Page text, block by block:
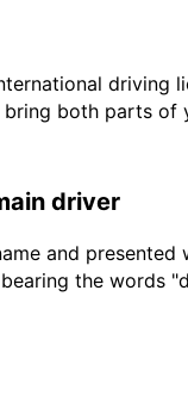
driving
both parts of
driver
and
the words